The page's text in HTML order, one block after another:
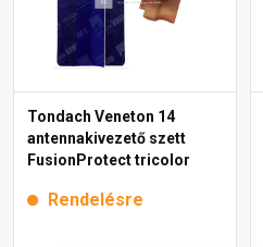
Tondach Veneton 14
antennakivezető szett
FusionProtect tricolor
Rendelésre